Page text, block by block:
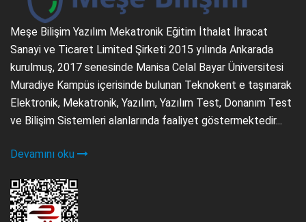
Meşe Bilişim Yazılım Mekatronik Eğitim İthalat İhracat
Sanayi ve Ticaret Limited Şirketi 2015 yılında Ankarada
kurulmuş, 2017 senesinde Manisa Celal Bayar Üniversitesi
Muradiye Kampüs içerisinde bulunan Teknokent e taşınarak
Elektronik, Mekatronik, Yazılım, Yazılım Test, Donanım Test
ve Bilişim Sistemleri alanlarında faaliyet göstermektedir...
Devamını oku